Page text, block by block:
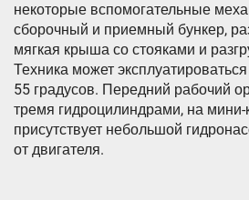
некоторые вспомогательные
сборочный и приемный бункер,
мягкая крыша со стояками и
Техника может
55 градусов. Передний рабочий
тремя гидроцилиндрами, на
присутствует небольшой
от двигателя.